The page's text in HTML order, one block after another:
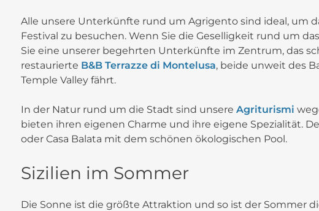
Alle unsere Unterkünfte rund um Agrigento sind ideal, um
Festival zu besuchen. Wenn Sie die Geselligkeit rund um
Sie eine unserer begehrten Unterkünfte im Zentrum, das
restaurierte B&B Terrazze di Montelusa, beide unweit des
Temple Valley fährt.
In der Natur rund um die Stadt sind unsereAgriturismi
bieten ihren eigenen Charme und ihre eigene Spezialität.
oder Casa Balata mit dem schönen ökologischen Pool.
Sizilien im Sommer
Die Sonne ist die größte Attraktion und so ist der Sommer